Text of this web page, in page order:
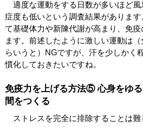
適度な運動をする日数が多いほど風
症度も低いという調査結果がありま
て基礎体力や新陳代謝が高まり、免疫
ます。前述したように激しい運動は
らいうと）NGですが、汗を少しかく
慣化しておきたいですね。
免疫力を上げる方法⑤ 心身をゆ
間をつくる
ストレスを完全に排除することは難